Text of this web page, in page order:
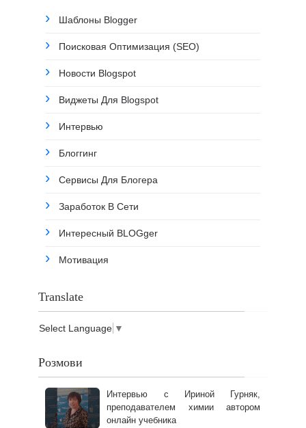
Шаблоны Blogger
Поисковая Оптимизация (SEO)
Новости Blogspot
Виджеты Для Blogspot
Интервью
Блоггинг
Сервисы Для Блогера
Заработок В Сети
Интересный BLOGger
Мотивация
Translate
Select Language ▼
Розмови
Интервью с Ириной Гурняк,
преподавателем химии автором
онлайн учебника